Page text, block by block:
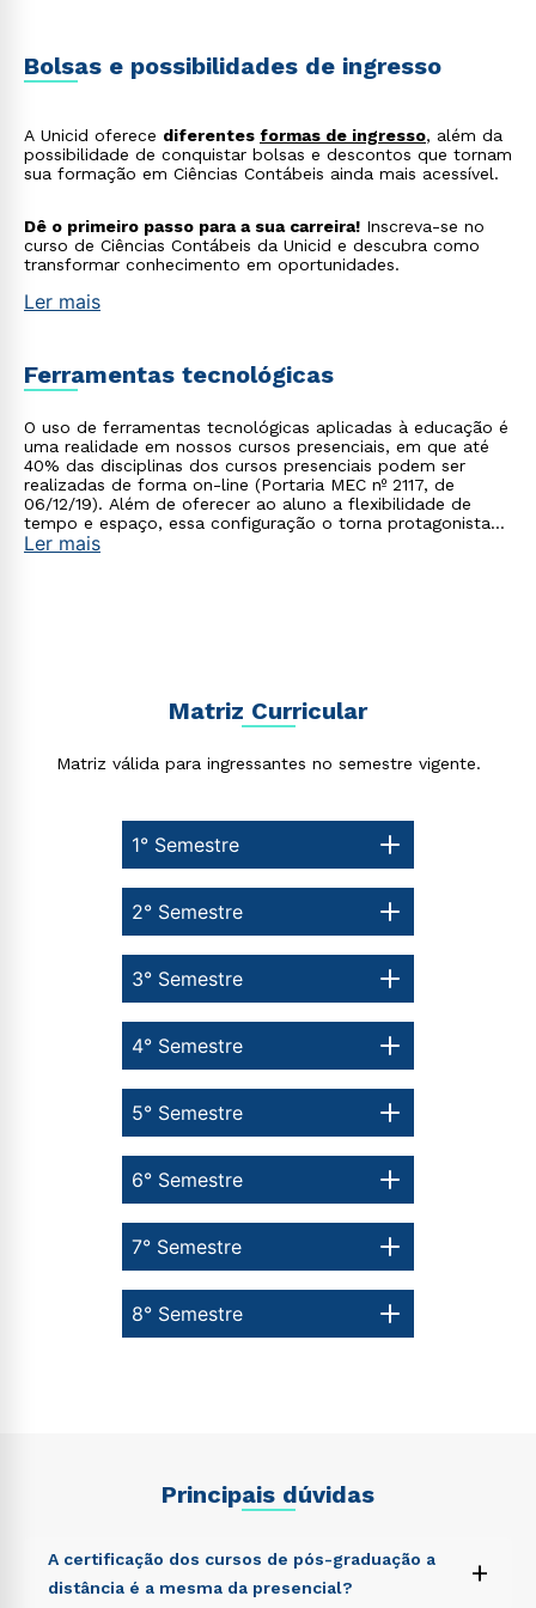
Bolsas e possibilidades de ingresso
A Unicid oferece diferentes formas de ingresso, além da
possibilidade de conquistar bolsas e descontos que tornam
sua formação em Ciências Contábeis ainda mais acessível.
Dê o primeiro passo para a sua carreira! Inscreva-se no
curso de Ciências Contábeis da Unicid e descubra como
transformar conhecimento em oportunidades.
Ler mais
Ferramentas tecnológicas
O uso de ferramentas tecnológicas aplicadas à educação é
uma realidade em nossos cursos presenciais, em que até
40% das disciplinas dos cursos presenciais podem ser
realizadas de forma on-line (Portaria MEC nº 2117, de
06/12/19). Além de oferecer ao aluno a flexibilidade de
tempo e espaço, essa configuração o torna protagonista
no processo de construção do seu conhecimento.
Ler mais
Matriz Curricular
Matriz válida para ingressantes no semestre vigente.
1° Semestre
8° Semestre
7° Semestre
6° Semestre
5° Semestre
4° Semestre
3° Semestre
2° Semestre
Principais dúvidas
A certificação dos cursos de pós-graduação a
distância é a mesma da presencial?
+
Estou de acordo com a Política de Privacidade.
autorizo que meus dados sejam utilizados para o
envio de conteúdos da Cruzeiro do Sul.